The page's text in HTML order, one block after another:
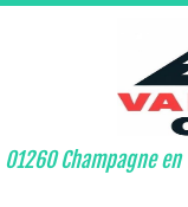
01260 Champagne